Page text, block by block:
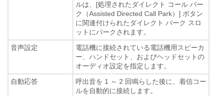
ルは、[処理されたダイレクト コール パー
ク（Assisted Directed Call Park）] ボタン
に関連付けられたダイレクト パーク スロ
ットにパークされます。
音声設定
電話機に接続されている電話機用スピーカ
ー、ハンドセット、およびヘッドセットの
オーディオ設定を指定します。
自動応答
呼出音を 1 ～ 2 回鳴らした後に、着信コー
ルを自動的に接続します。